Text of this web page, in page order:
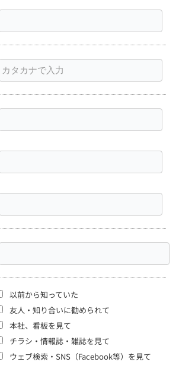
以前から知っていた
友人・知り合いに勧められて
本社、看板を見て
チラシ・情報誌・雑誌を見て
ウェブ検索・SNS（Facebook等）を見て